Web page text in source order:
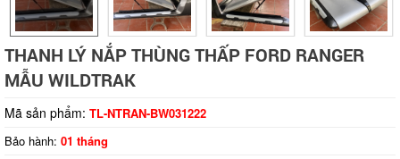
THANH LÝ NẮP THÙNG THẤP FORD RANGER
MẪU WILDTRAK
Mã sản phẩm: TL-NTRAN-BW031222
Bảo hành: 01 tháng